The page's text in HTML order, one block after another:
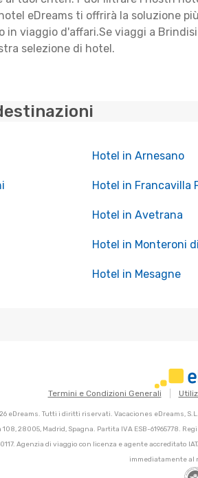
eDreams ti offrirà la soluzione
in viaggio d'affari.Se viaggi a
selezione di hotel.
Hotel in Arnesano
Hotel in Francavilla
Hotel in Avetrana
Hotel in Monteroni
Hotel in Mesagne
Termini e Condizioni Generali
eDreams. Tutti i diritti riservati. Vacaciones eDreams,
108, 28005, Madrid, Spagna. Partita IVA ESB-61965778.
Agenzia di viaggio con licenza e agente accreditato
immediatamente al